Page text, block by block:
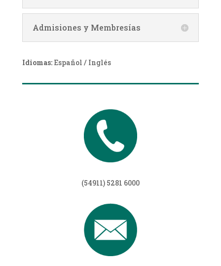
Admisiones y Membresías
Idiomas:Español / Inglés
(54911) 5281 6000